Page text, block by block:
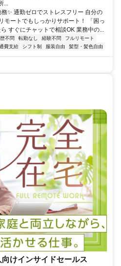
✨ 通勤ゼロでストレスフリー 自分の
モートでもしっかりサポート！ 「困っ
すぐにチャットで相談OK 業務中の...
不問 転勤なし 経験不問
フルリモート
費支給 シフト制 服装自由 髪型・髪色自由
けインサイドセールス